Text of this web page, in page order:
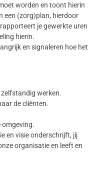
worden en toont hierin
een (zorg)plan, hierdoor
je gewerkte uren
hierin.
en signaleren hoe het
werken.
de cliënten.
omgeving.
en visie onderschrijft, jij
organisatie en leeft en